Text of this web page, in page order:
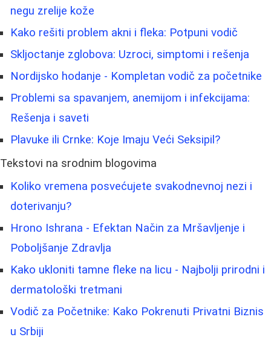
negu zrelije kože
Kako rešiti problem akni i fleka: Potpuni vodič
Skljoctanje zglobova: Uzroci, simptomi i rešenja
Nordijsko hodanje - Kompletan vodič za početnike
Problemi sa spavanjem, anemijom i infekcijama:
Rešenja i saveti
Plavuke ili Crnke: Koje Imaju Veći Seksipil?
Tekstovi na srodnim blogovima
Koliko vremena posvećujete svakodnevnoj nezi i
doterivanju?
Hrono Ishrana - Efektan Način za Mršavljenje i
Poboljšanje Zdravlja
Kako ukloniti tamne fleke na licu - Najbolji prirodni i
dermatološki tretmani
Vodič za Početnike: Kako Pokrenuti Privatni Biznis
u Srbiji